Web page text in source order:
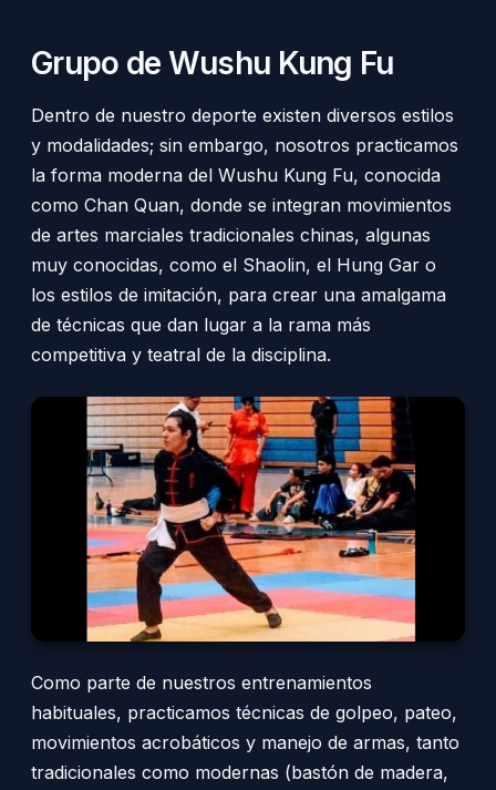
Grupo de Wushu Kung Fu
Dentro de nuestro deporte existen diversos estilos
y modalidades; sin embargo, nosotros practicamos
la forma moderna del Wushu Kung Fu, conocida
como Chan Quan, donde se integran movimientos
de artes marciales tradicionales chinas, algunas
muy conocidas, como el Shaolin, el Hung Gar o
los estilos de imitación, para crear una amalgama
de técnicas que dan lugar a la rama más
competitiva y teatral de la disciplina.
Como parte de nuestros entrenamientos
habituales, practicamos técnicas de golpeo, pateo,
movimientos acrobáticos y manejo de armas, tanto
tradicionales como modernas (bastón de madera,